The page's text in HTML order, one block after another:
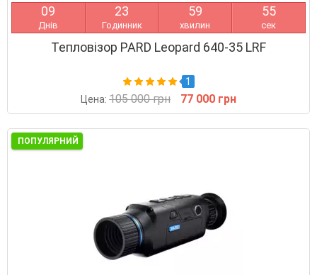
09
Днів
23
Годинник
59
хвилин
54
сек
Тепловізор PARD Leopard 640-35 LRF
1
Цена: 105 000 грн 77 000 грн
ПОПУЛЯРНИЙ